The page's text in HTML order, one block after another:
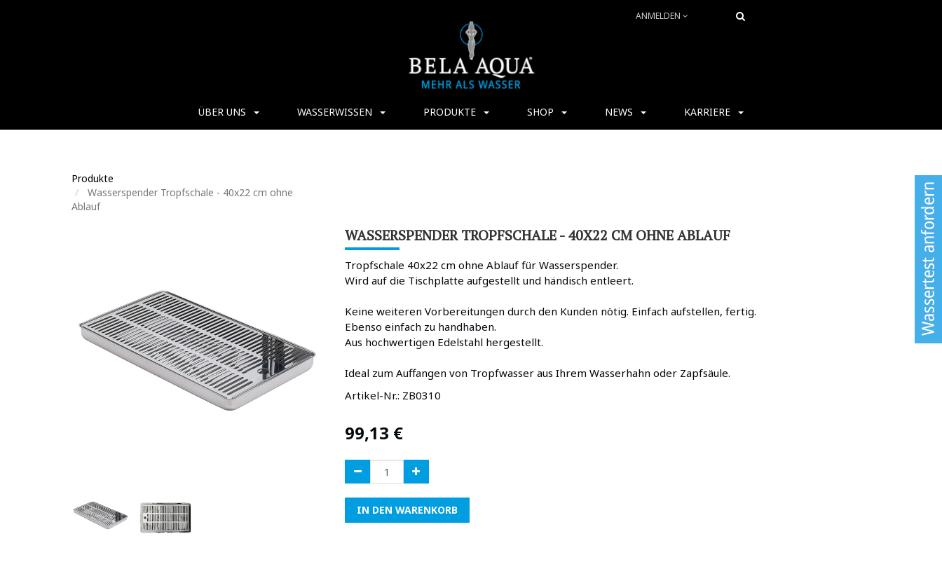
ANMELDEN
ÜBER UNS WASSERWISSEN PRODUKTE SHOP NEWS KARRIERE
Produkte
Wasserspender Tropfschale - 40x22 cm ohne
Ablauf
WASSERSPENDER TROPFSCHALE - 40X22 CM OHNE ABLAUF
Tropfschale 40x22 cm ohne Ablauf für Wasserspender.
Wird auf die Tischplatte aufgestellt und händisch entleert.
Keine weiteren Vorbereitungen durch den Kunden nötig. Einfach aufstellen, fertig.
Ebenso einfach zu handhaben.
Aus hochwertigen Edelstahl hergestellt.
Ideal zum Auffangen von Tropfwasser aus Ihrem Wasserhahn oder Zapfsäule.
Artikel-Nr.: ZB0310
99,13 €
IN DEN WARENKORB